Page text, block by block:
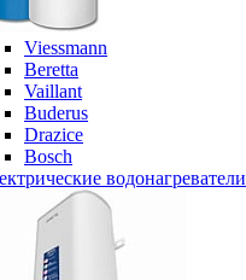
Viessmann
Beretta
Vaillant
Buderus
Drazice
Bosch
водонагреватели